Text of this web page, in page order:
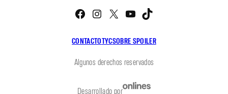
CONTACTOTYCSOBRE SPOILER
Facebook
Instagram
X YouTube
Algunos derechos reservados
Desarrollado por